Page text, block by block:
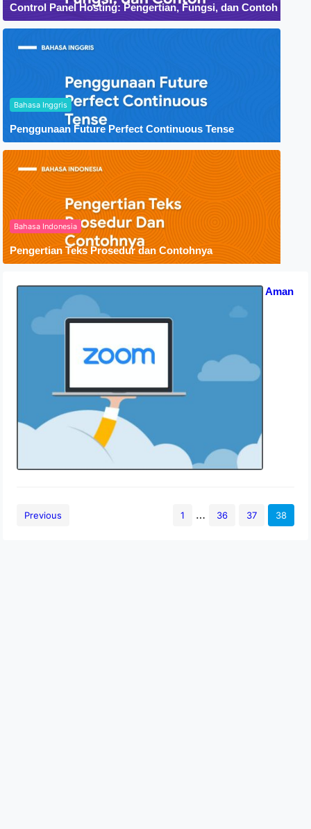
Control Panel Hosting: Pengertian, Fungsi, dan Contoh
Bahasa Inggris
Penggunaan Future Perfect Continuous Tense
Bahasa Indonesia
Pengertian Teks Prosedur dan Contohnya
Apakah Zoom Berbahaya? Tips Aman
15 September 2020
Previous 1 … 36 37 38